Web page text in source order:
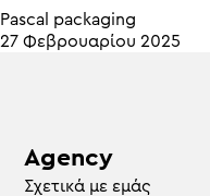
Pascal packaging
27 Φεβρουαρίου 2025
Agency
Σχετικά με εμάς